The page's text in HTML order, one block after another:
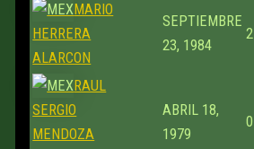
MARIO
HERRERA
ALARCON
SEPTIEMBRE
23, 1984
2
RAUL
SERGIO
MENDOZA
ABRIL 18,
1979
0